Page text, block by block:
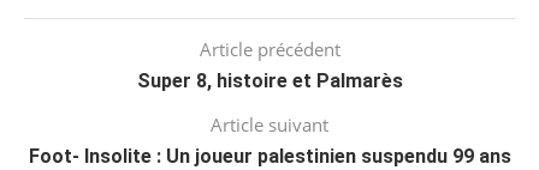
Article précédent
Super 8, histoire et Palmarès
Article suivant
Foot- Insolite : Un joueur palestinien suspendu 99 ans